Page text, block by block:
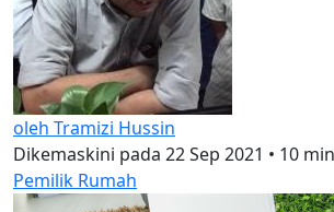
oleh Tramizi Hussin
Dikemaskini pada 22 Sep 2021 • 10
Pemilik Rumah